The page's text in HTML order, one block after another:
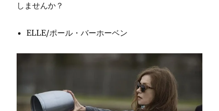
しませんか？
ELLE/ポール・バーホーベン